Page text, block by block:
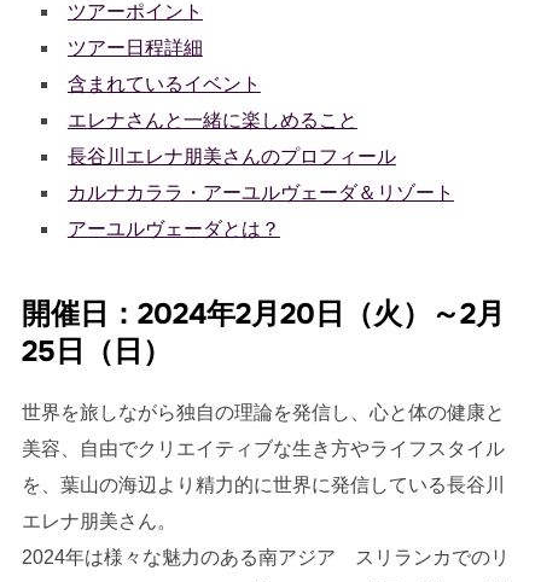
ツアーポイント
ツアー日程詳細
含まれているイベント
エレナさんと一緒に楽しめること
長谷川エレナ朋美さんのプロフィール
カルナカララ・アーユルヴェーダ＆リゾート
アーユルヴェーダとは？
開催日：2024年2月20日（火）～2月
25日（日）
世界を旅しながら独自の理論を発信し、心と体の健康と
美容、自由でクリエイティブな生き方やライフスタイル
を、葉山の海辺より精力的に世界に発信している長谷川
エレナ朋美さん。
2024年は様々な魅力のある南アジア スリランカでのリ